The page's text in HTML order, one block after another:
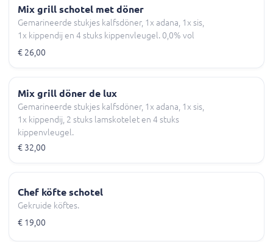
Mix grill schotel met döner
Gemarineerde stukjes kalfsdöner, 1x adana, 1x sis,
1x kippendij en 4 stuks kippenvleugel. 0,0% vol
€ 26,00
Mix grill döner de lux
Gemarineerde stukjes kalfsdöner, 1x adana, 1x sis,
1x kippendij, 2 stuks lamskotelet en 4 stuks
kippenvleugel.
€ 32,00
Chef köfte schotel
Gekruide köftes.
€ 19,00